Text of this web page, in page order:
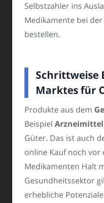
Selbstzahler ins
Medikamente bei
bestellen.
Schrittweise
Marktes für
Produkte aus dem
Beispiel Arzneimittel
Güter. Das ist auch
online Kauf noch vor
Medikamenten Halt
Gesundheitssektor
erhebliche